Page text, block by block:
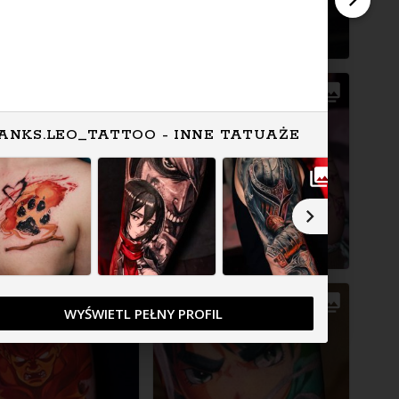
- INNE TATUAŻE
WYŚWIETL PEŁNY PROFIL